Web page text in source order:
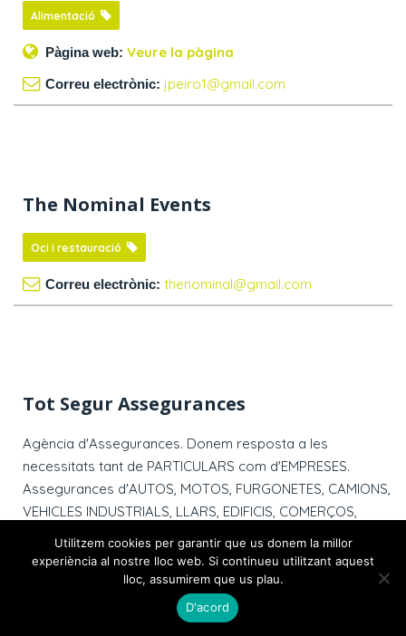
Alimentació
Pàgina web: Veure la pàgina
Correu electrònic: jpeiro1@gmail.com
The Nominal Events
Oci i restauració
Correu electrònic: thenominal@gmail.com
Tot Segur Assegurances
Agència d'Assegurances. Donem resposta a les
necessitats tant de PARTICULARS com d'EMPRESES.
Assegurances d'AUTOS, MOTOS, FURGONETES, CAMIONS,
VEHICLES INDUSTRIALS, LLARS, EDIFICIS, COMERÇOS,
PIMES, VIATGES, RESPONSABILITAT CIVIL, TRANSPORTS,
ACCIDENTS, VIDA, ESTAVI, INVERSIÓ, etc. Més de 30 anys
d'experiència al vostre servei. ASSEGURANCES DE
PROXIMITAT, SERVEI PERSONALITZAT!!!
Utilitzem cookies per garantir que us donem la millor
experiència al nostre lloc web. Si continueu utilitzant aquest
lloc, assumirem que us plau.
D'acord